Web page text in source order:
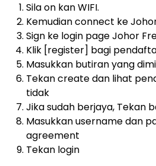
Sila on kan WIFI.
Kemudian connect ke
Sign ke login page Johor
Klik [register] bagi
Masukkan butiran yang
Tekan create dan lihat
tidak
Jika sudah berjaya, Tekan
Masukkan username dan
agreement
Tekan login